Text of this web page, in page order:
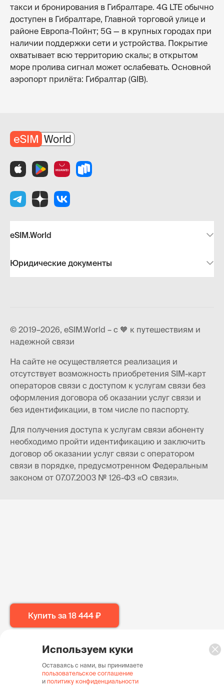
Купить за 18 444 ₽
такси и бронирования в Гибралтаре. 4G LTE обычно
доступен в Гибралтаре, Главной торговой улице и
районе Европа-Пойнт; 5G — в крупных городах при
наличии поддержки сети и устройства. Покрытие
охватывает всю территорию скалы; в открытом
море пролива сигнал может ослабевать. Основной
аэропорт прилёта: Гибралтар (GIB).
eSIM.World
Юридические документы
© 2019–2026, eSIM.World – с 🧡 к путешествиям и
надежной связи
На сайте не осуществляется реализация и
отсутствует возможность приобретения SIM-карт
операторов связи с доступом к услугам связи без
оформления договора об оказании услуг связи и
без идентификации, в том числе по паспорту.
Для получения доступа к услугам связи абоненту
необходимо пройти идентификацию и заключить
договор об оказании услуг связи с оператором
связи в порядке, предусмотренном Федеральным
законом от 07.07.2003 № 126-ФЗ «О связи».
Используем куки
Оставаясь с нами, вы принимаете
пользовательское соглашение
и политику конфиденциальности